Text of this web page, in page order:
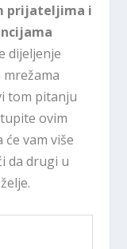
prijateljima i
dijeljenje
tom pitanju
ovim
vam više
da drugi u